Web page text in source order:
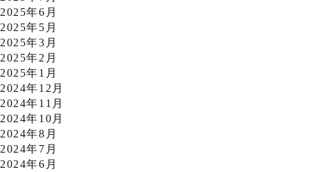
2025年6月
2025年5月
2025年3月
2025年2月
2025年1月
2024年12月
2024年11月
2024年10月
2024年8月
2024年7月
2024年6月